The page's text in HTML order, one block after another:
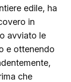
edile, ha
in
avviato le
e ottenendo
che